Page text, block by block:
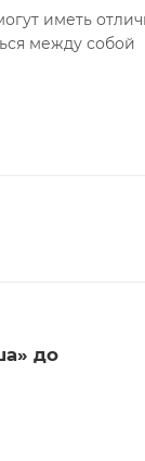
иметь
между собой
до